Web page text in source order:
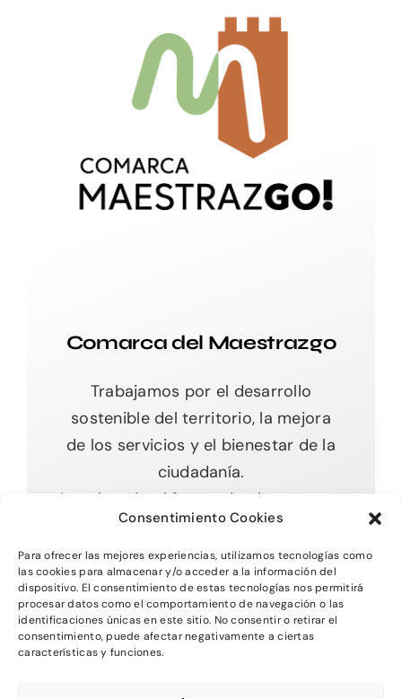
Consentimiento Cookies
Para ofrecer las mejores experiencias, utilizamos tecnologías como
las cookies para almacenar y/o acceder a la información del
dispositivo. El consentimiento de estas tecnologías nos permitirá
procesar datos como el comportamiento de navegación o las
identificaciones únicas en este sitio. No consentir o retirar el
consentimiento, puede afectar negativamente a ciertas
características y funciones.
Comarca del Maestrazgo
Trabajamos por el desarrollo
sostenible del territorio, la mejora
de los servicios y el bienestar de la
ciudadanía.
Impulsando el futuro desde nuestras
raíces.
Toggle
Navigation
Inicio